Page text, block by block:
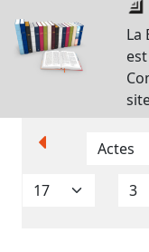
La
d’affichage
Par
verset
Translittérations
Analyse